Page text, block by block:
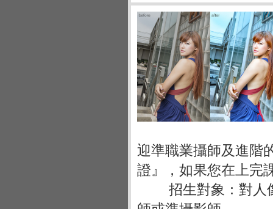
迎準職業攝師及進
證』，如果您在上完
招生對象：對人像